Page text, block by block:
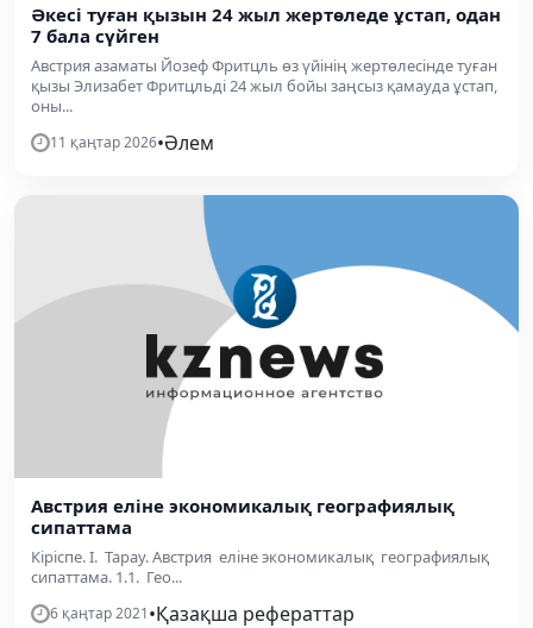
Әкесі туған қызын 24 жыл жертөледе ұстап, одан
7 бала сүйген
Австрия азаматы Йозеф Фритцль өз үйінің жертөлесінде туған
қызы Элизабет Фритцльді 24 жыл бойы заңсыз қамауда ұстап,
оны...
11 қаңтар 2026•Әлем
Австрия еліне экономикалық географиялық
сипаттама
Кіріспе. І. Тарау. Австрия еліне экономикалық географиялық
сипаттама. 1.1. Гео...
6 қаңтар 2021•Қазақша рефераттар